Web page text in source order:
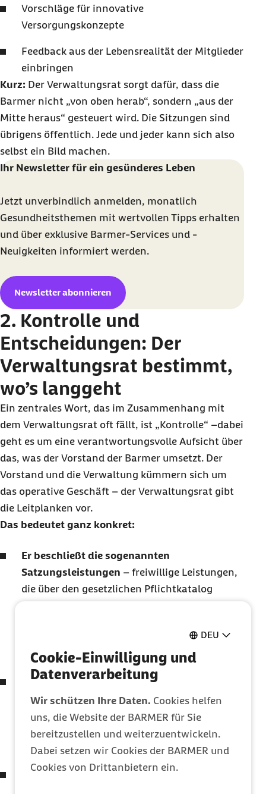
DEU
Cookie-Einwilligung und
Datenverarbeitung
Wir schützen Ihre Daten. Cookies helfen
uns, die Website der BARMER für Sie
bereitzustellen und weiterzuentwickeln.
Dabei setzen wir Cookies der BARMER und
Cookies von Drittanbietern ein.
Vorschläge für innovative
Versorgungskonzepte
Feedback aus der Lebensrealität der Mitglieder
einbringen
Kurz: Der Verwaltungsrat sorgt dafür, dass die
Barmer nicht „von oben herab“, sondern „aus der
Mitte heraus“ gesteuert wird. Die Sitzungen sind
übrigens öffentlich. Jede und jeder kann sich also
selbst ein Bild machen.
Ihr Newsletter für ein gesünderes Leben
Jetzt unverbindlich anmelden, monatlich
Gesundheitsthemen mit wertvollen Tipps erhalten
und über exklusive Barmer-Services und -
Neuigkeiten informiert werden.
Newsletter abonnieren
2. Kontrolle und
Entscheidungen: Der
Verwaltungsrat bestimmt,
wo’s langgeht
Ein zentrales Wort, das im Zusammenhang mit
dem Verwaltungsrat oft fällt, ist „Kontrolle“ –dabei
geht es um eine verantwortungsvolle Aufsicht über
das, was der Vorstand der Barmer umsetzt. Der
Vorstand und die Verwaltung kümmern sich um
das operative Geschäft – der Verwaltungsrat gibt
die Leitplanken vor.
Das bedeutet ganz konkret:
Er beschließt die sogenannten
Satzungsleistungen – freiwillige Leistungen,
die über den gesetzlichen Pflichtkatalog
Gesundheitskurse.
Er beschließt den Zusatzbeitrag
Teil des Krankenkassenbeitrags, der je nach
Kasse unterschiedlich ausfallen kann, je
nachdem, wie viel Geld sie braucht, um alle
angebotenen Leistungen zu bezahlen.
Er stellt den Haushaltsplan fest